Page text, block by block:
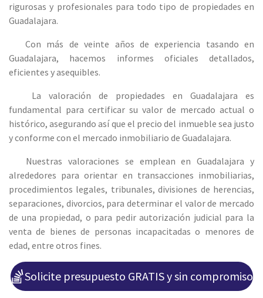
rigurosas y profesionales para todo tipo de propiedades en
Guadalajara.
Con más de veinte años de experiencia tasando en
Guadalajara, hacemos informes oficiales detallados,
eficientes y asequibles.
La valoración de propiedades en Guadalajara es
fundamental para certificar su valor de mercado actual o
histórico, asegurando así que el precio del inmueble sea justo
y conforme con el mercado inmobiliario de Guadalajara.
Nuestras valoraciones se emplean en Guadalajara y
alrededores para orientar en transacciones inmobiliarias,
procedimientos legales, tribunales, divisiones de herencias,
separaciones, divorcios, para determinar el valor de mercado
de una propiedad, o para pedir autorización judicial para la
venta de bienes de personas incapacitadas o menores de
edad, entre otros fines.
Solicite presupuesto GRATIS y sin compromiso